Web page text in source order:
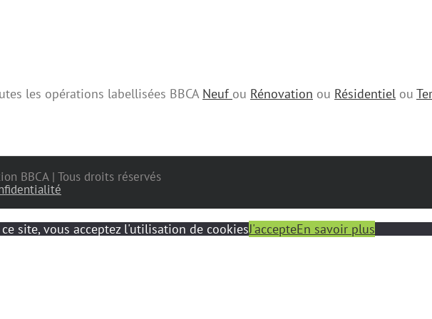
les opérations labellisées BBCA Neuf ou Rénovation ou Résidentiel ou
BBCA | Tous droits réservés
site, vous acceptez l'utilisation de cookiesJ'accepteEn savoir plus